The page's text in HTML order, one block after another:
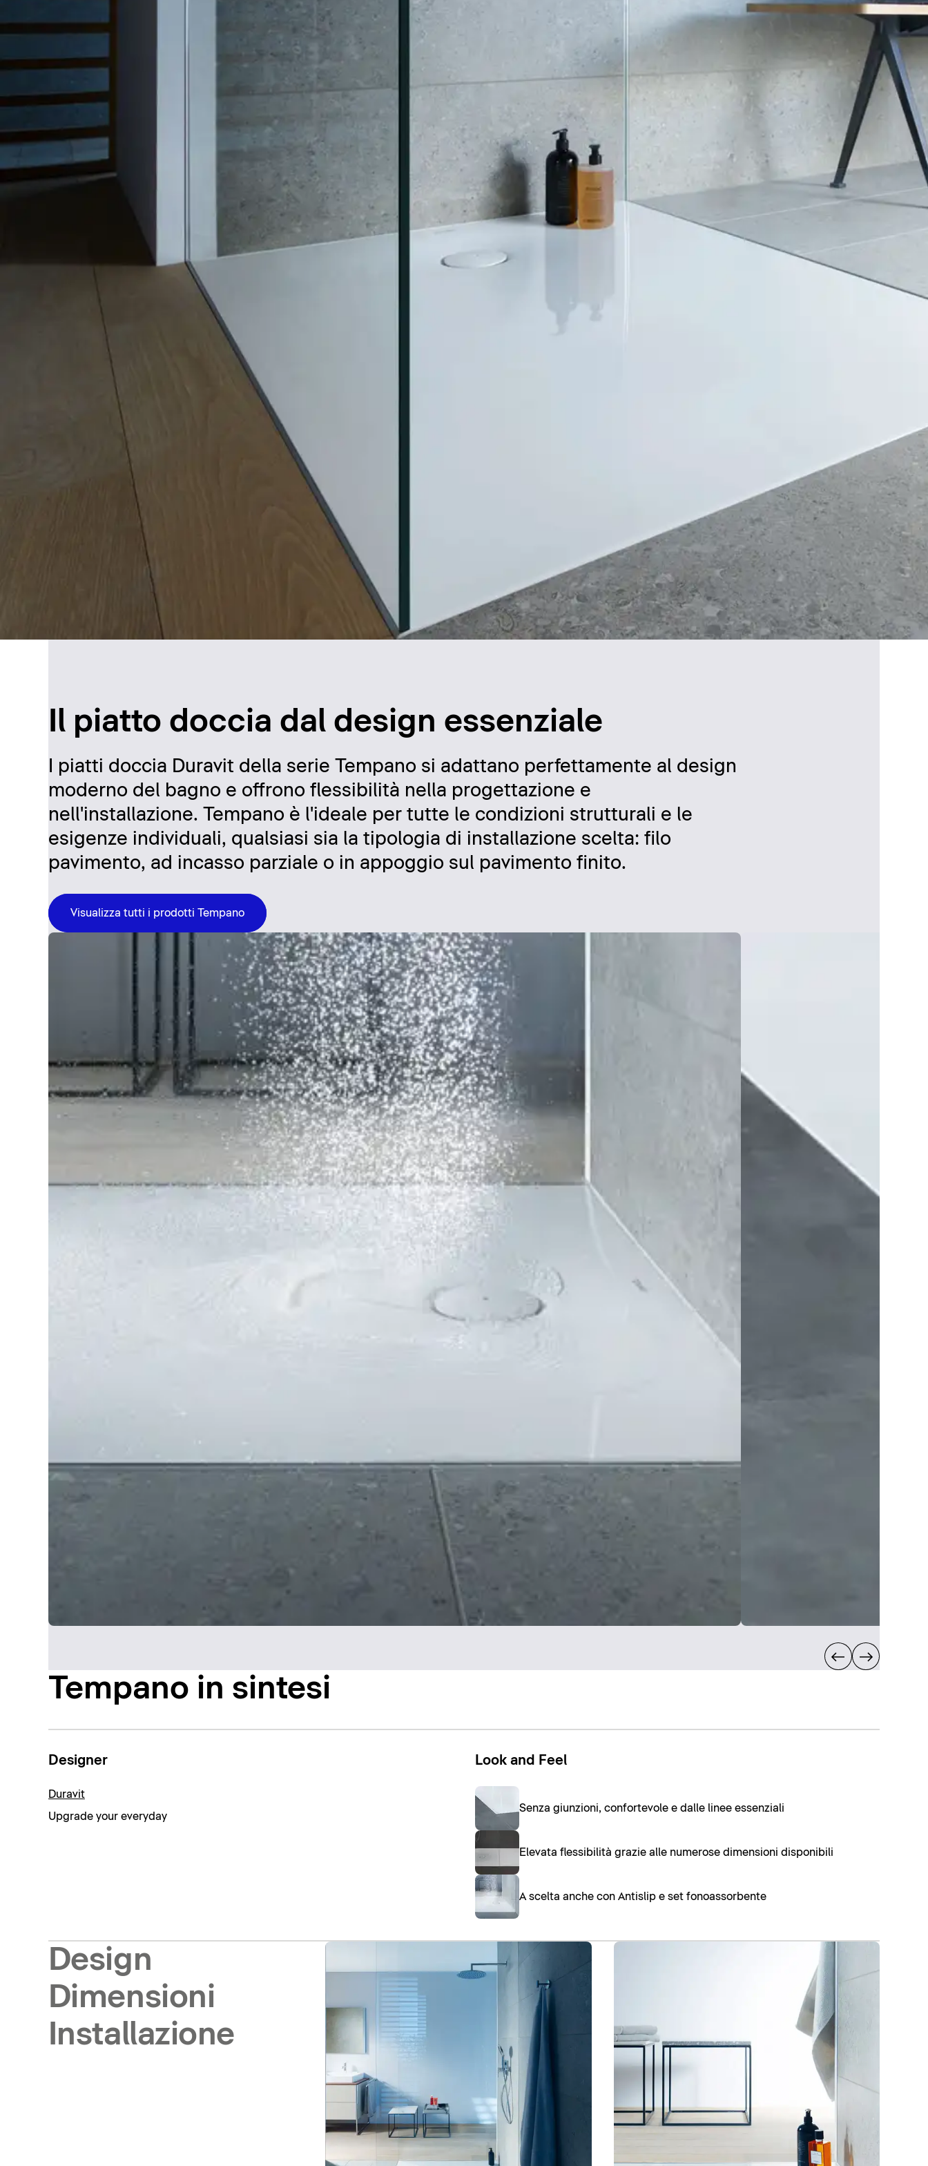
Il piatto doccia dal design essenziale
I piatti doccia Duravit della serie Tempano si adattano perfettamente al design
moderno del bagno e offrono flessibilità nella progettazione e
nell'installazione. Tempano è l'ideale per tutte le condizioni strutturali e le
esigenze individuali, qualsiasi sia la tipologia di installazione scelta: filo
pavimento, ad incasso parziale o in appoggio sul pavimento finito.
Visualizza tutti i prodotti Tempano
Tempano in sintesi
Designer
Duravit
Upgrade your everyday
Look and Feel
Senza giunzioni, confortevole e dalle linee essenziali
Elevata flessibilità grazie alle numerose dimensioni disponibili
A scelta anche con Antislip e set fonoassorbente
Design
Dimensioni
Installazione